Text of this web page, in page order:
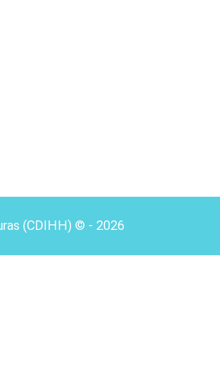
(CDIHH) © - 2026